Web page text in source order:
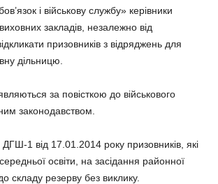
і військову службу» керівники
закладів, незалежно від
призовників з відряджень для
дільницю.
за повісткою до військового
законодавством.
1 від 17.01.2014 року призовників, які
освіти, на засідання районної
складу резерву без виклику.